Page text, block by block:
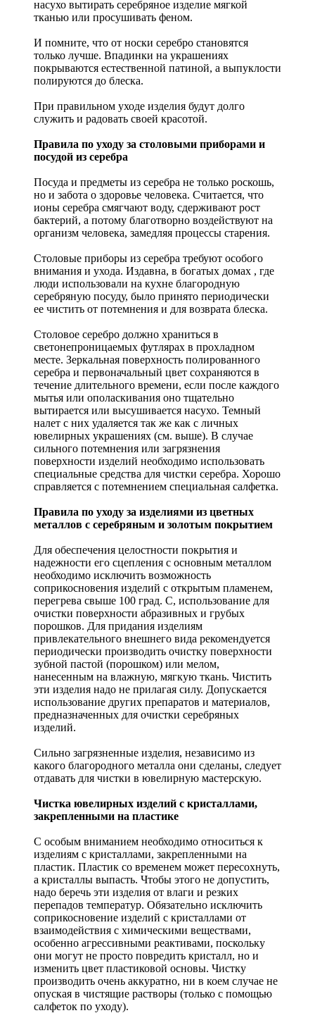
насухо вытирать серебряное изделие мягкой
тканью или просушивать феном.
И помните, что от носки серебро становятся
только лучше. Впадинки на украшениях
покрываются естественной патиной, а выпуклости
полируются до блеска.
При правильном уходе изделия будут долго
служить и радовать своей красотой.
Правила по уходу за столовыми приборами и
посудой из серебра
Посуда и предметы из серебра не только роскошь,
но и забота о здоровье человека. Считается, что
ионы серебра смягчают воду, сдерживают рост
бактерий, а потому благотворно воздействуют на
организм человека, замедляя процессы старения.
Столовые приборы из серебра требуют особого
внимания и ухода. Издавна, в богатых домах , где
люди использовали на кухне благородную
серебряную посуду, было принято периодически
ее чистить от потемнения и для возврата блеска.
Столовое серебро должно храниться в
светонепроницаемых футлярах в прохладном
месте. Зеркальная поверхность полированного
серебра и первоначальный цвет сохраняются в
течение длительного времени, если после каждого
мытья или ополаскивания оно тщательно
вытирается или высушивается насухо. Темный
налет с них удаляется так же как с личных
ювелирных украшениях (см. выше). В случае
сильного потемнения или загрязнения
поверхности изделий необходимо использовать
специальные средства для чистки серебра. Хорошо
справляется с потемнением специальная салфетка.
Правила по уходу за изделиями из цветных
металлов с серебряным и золотым покрытием
Для обеспечения целостности покрытия и
надежности его сцепления с основным металлом
необходимо исключить возможность
соприкосновения изделий с открытым пламенем,
перегрева свыше 100 град. С, использование для
очистки поверхности абразивных и грубых
порошков. Для придания изделиям
привлекательного внешнего вида рекомендуется
периодически производить очистку поверхности
зубной пастой (порошком) или мелом,
нанесенным на влажную, мягкую ткань. Чистить
эти изделия надо не прилагая силу. Допускается
использование других препаратов и материалов,
предназначенных для очистки серебряных
изделий.
Сильно загрязненные изделия, независимо из
какого благородного металла они сделаны, следует
отдавать для чистки в ювелирную мастерскую.
Чистка ювелирных изделий с кристаллами,
закрепленными на пластике
С особым вниманием необходимо относиться к
изделиям с кристаллами, закрепленными на
пластик. Пластик со временем может пересохнуть,
а кристаллы выпасть. Чтобы этого не допустить,
надо беречь эти изделия от влаги и резких
перепадов температур. Обязательно исключить
соприкосновение изделий с кристаллами от
взаимодействия с химическими веществами,
особенно агрессивными реактивами, поскольку
они могут не просто повредить кристалл, но и
изменить цвет пластиковой основы. Чистку
производить очень аккуратно, ни в коем случае не
опуская в чистящие растворы (только с помощью
салфеток по уходу).